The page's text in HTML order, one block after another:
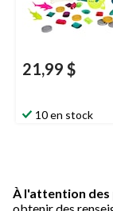
21,99 $
10 en stock
À l'attention des